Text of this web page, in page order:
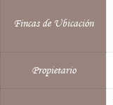
Fincas de Ubicación
Propietario